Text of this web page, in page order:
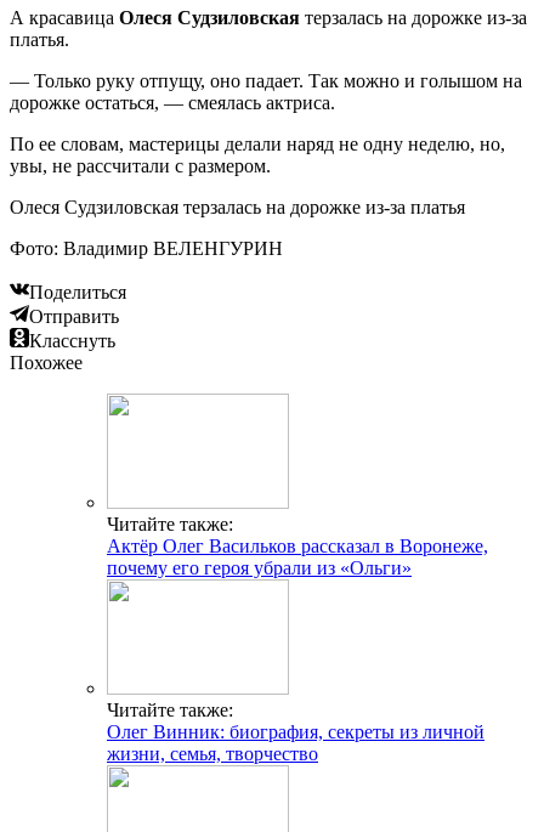
А красавица Олеся Судзиловская терзалась на дорожке из-за
платья.
— Только руку отпущу, оно падает. Так можно и голышом на
дорожке остаться, — смеялась актриса.
По ее словам, мастерицы делали наряд не одну неделю, но,
увы, не рассчитали с размером.
Олеся Судзиловская терзалась на дорожке из-за платья
Фото: Владимир ВЕЛЕНГУРИН
Поделиться
Отправить
Класснуть
Похожее
Читайте также:
Актёр Олег Васильков рассказал в Воронеже,
почему его героя убрали из «Ольги»
Читайте также:
Олег Винник: биография, секреты из личной
жизни, семья, творчество